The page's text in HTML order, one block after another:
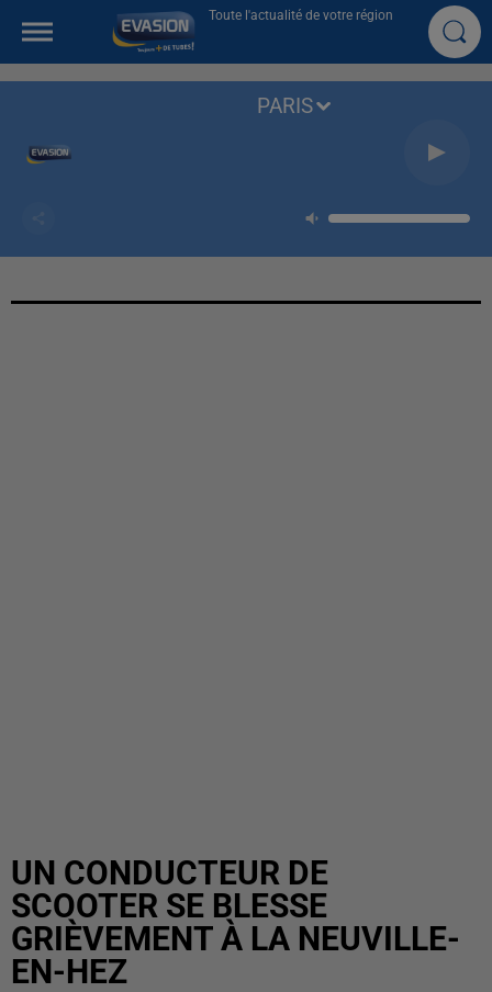
Toute l'actualité de votre région
PARIS
UN CONDUCTEUR DE
SCOOTER SE BLESSE
GRIÈVEMENT À LA NEUVILLE-
EN-HEZ